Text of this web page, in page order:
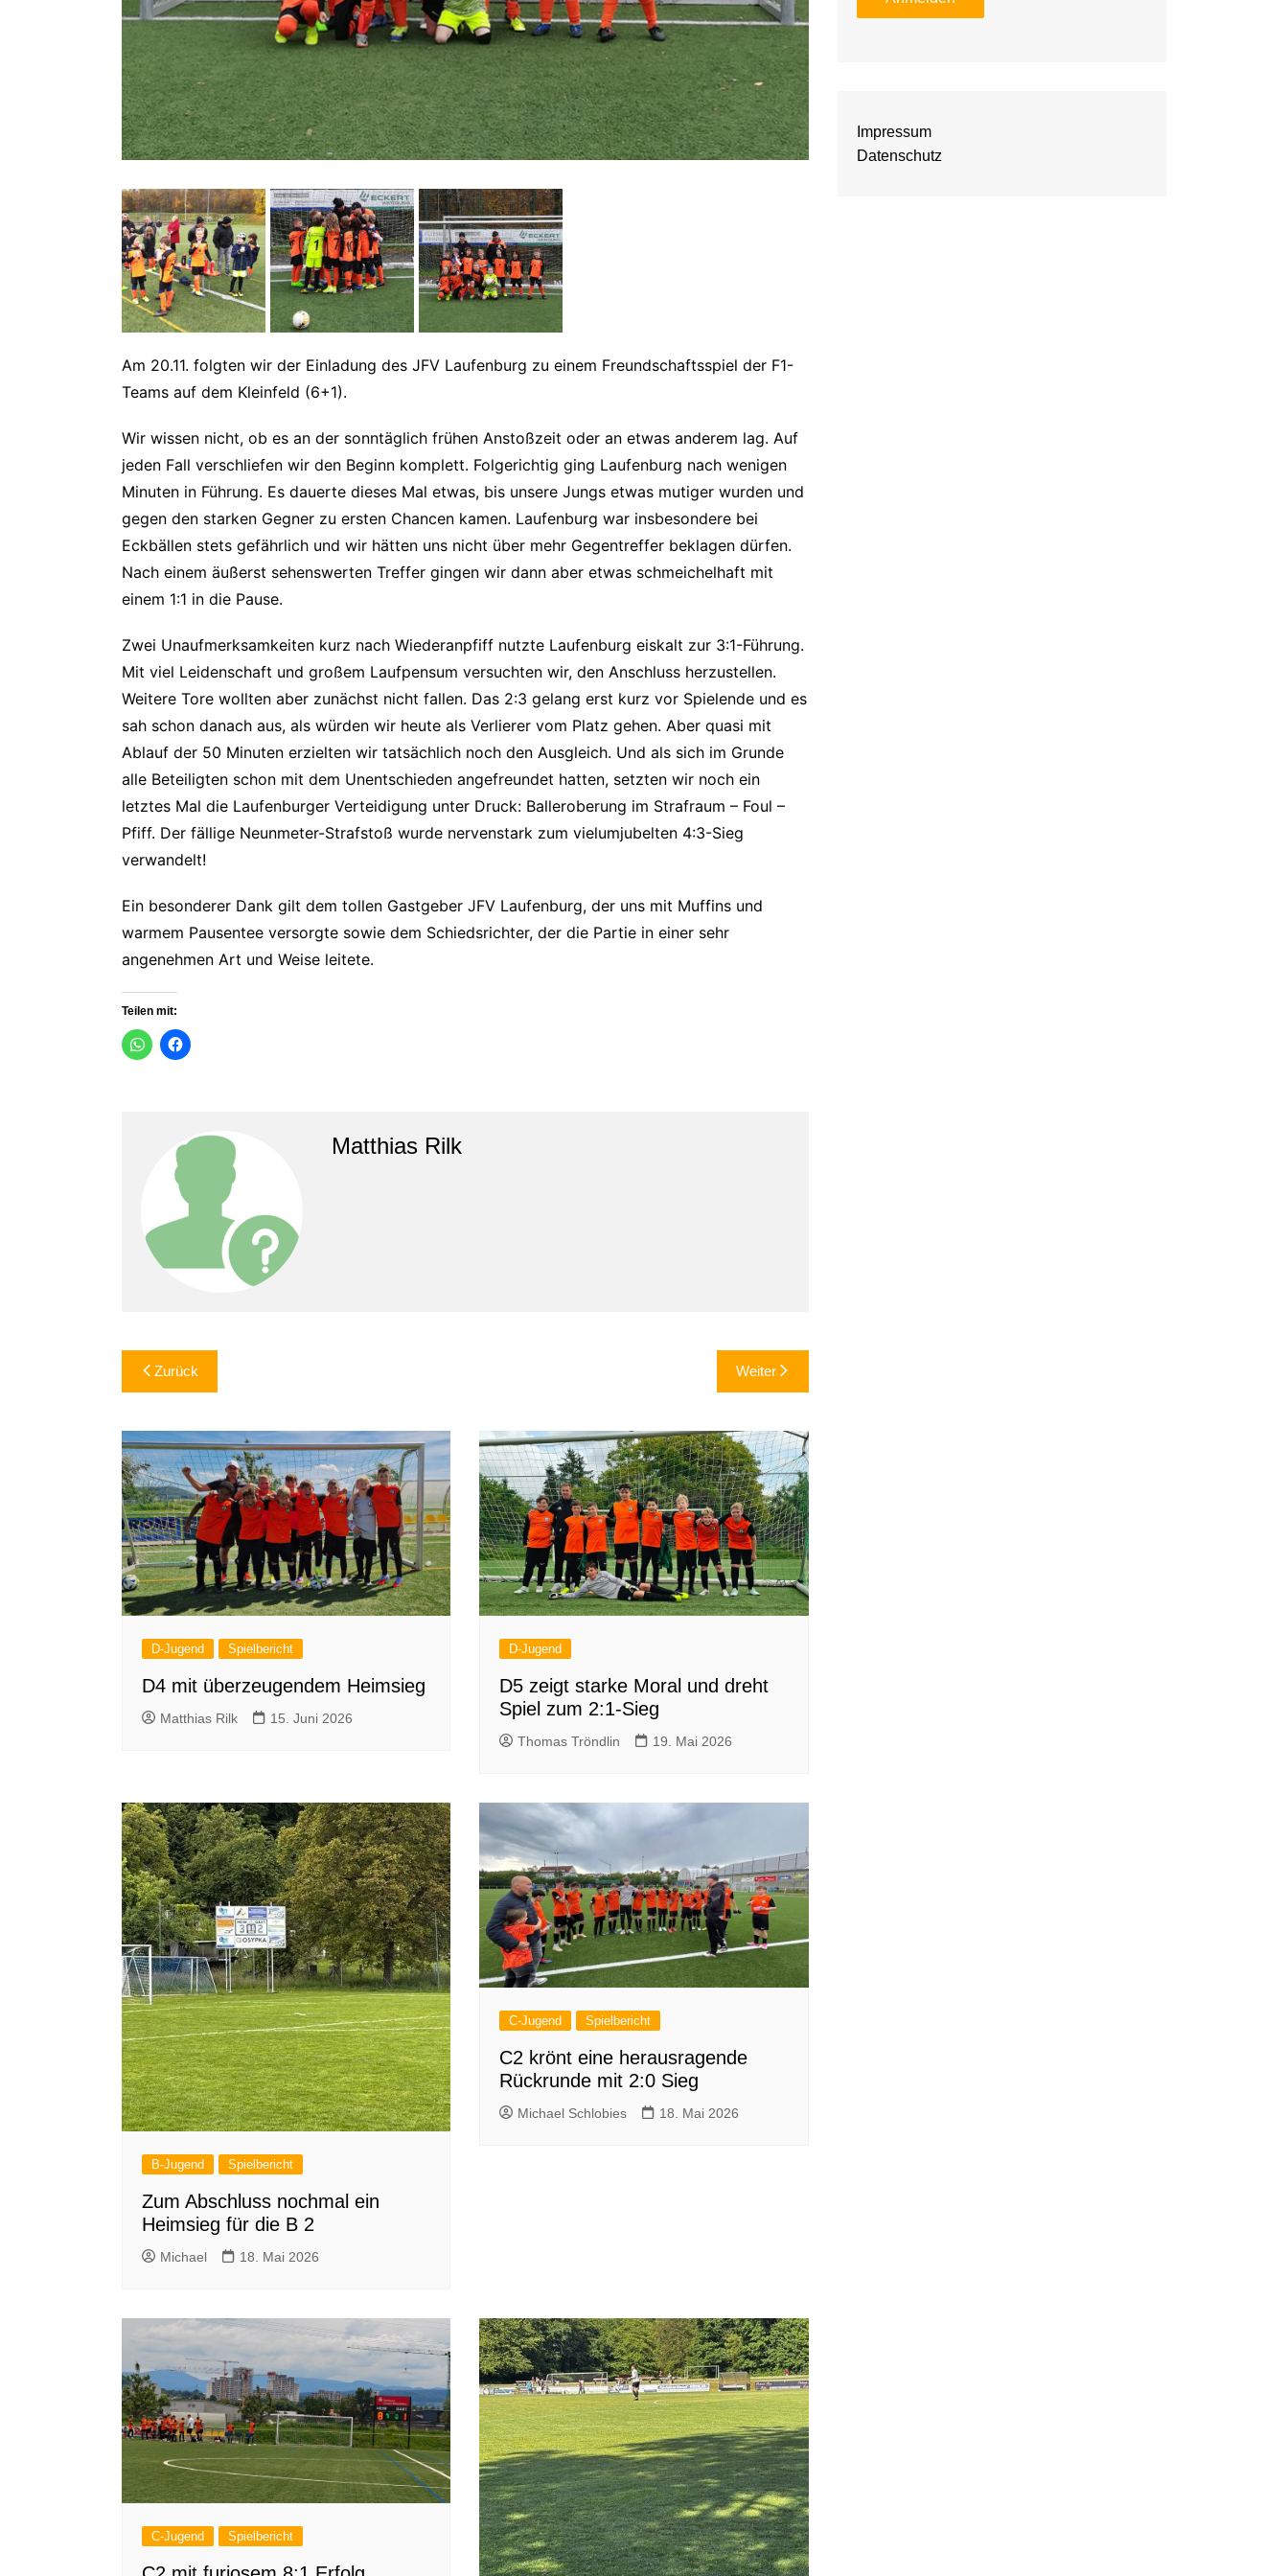
Am 20.11. folgten wir der Einladung des JFV Laufenburg zu einem Freundschaftsspiel der F1-
Teams auf dem Kleinfeld (6+1).
Wir wissen nicht, ob es an der sonntäglich frühen Anstoßzeit oder an etwas anderem lag. Auf
jeden Fall verschliefen wir den Beginn komplett. Folgerichtig ging Laufenburg nach wenigen
Minuten in Führung. Es dauerte dieses Mal etwas, bis unsere Jungs etwas mutiger wurden und
gegen den starken Gegner zu ersten Chancen kamen. Laufenburg war insbesondere bei
Eckbällen stets gefährlich und wir hätten uns nicht über mehr Gegentreffer beklagen dürfen.
Nach einem äußerst sehenswerten Treffer gingen wir dann aber etwas schmeichelhaft mit
einem 1:1 in die Pause.
Zwei Unaufmerksamkeiten kurz nach Wiederanpfiff nutzte Laufenburg eiskalt zur 3:1-Führung.
Mit viel Leidenschaft und großem Laufpensum versuchten wir, den Anschluss herzustellen.
Weitere Tore wollten aber zunächst nicht fallen. Das 2:3 gelang erst kurz vor Spielende und es
sah schon danach aus, als würden wir heute als Verlierer vom Platz gehen. Aber quasi mit
Ablauf der 50 Minuten erzielten wir tatsächlich noch den Ausgleich. Und als sich im Grunde
alle Beteiligten schon mit dem Unentschieden angefreundet hatten, setzten wir noch ein
letztes Mal die Laufenburger Verteidigung unter Druck: Balleroberung im Strafraum – Foul –
Pfiff. Der fällige Neunmeter-Strafstoß wurde nervenstark zum vielumjubelten 4:3-Sieg
verwandelt!
Ein besonderer Dank gilt dem tollen Gastgeber JFV Laufenburg, der uns mit Muffins und
warmem Pausentee versorgte sowie dem Schiedsrichter, der die Partie in einer sehr
angenehmen Art und Weise leitete.
Teilen mit:
Matthias Rilk
Beitragsnavigation
Zurück Weiter
D-Jugend Spielbericht
D4 mit überzeugendem Heimsieg
Matthias Rilk 15. Juni 2026
D-Jugend
D5 zeigt starke Moral und dreht
Spiel zum 2:1-Sieg
Thomas Tröndlin 19. Mai 2026
B-Jugend Spielbericht
Zum Abschluss nochmal ein
Heimsieg für die B 2
Michael 18. Mai 2026
C-Jugend Spielbericht
C2 krönt eine herausragende
Rückrunde mit 2:0 Sieg
Michael Schlobies 18. Mai 2026
C-Jugend Spielbericht
Impressum
Datenschutz